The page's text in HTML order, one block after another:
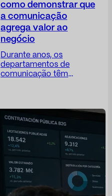
como demonstrar que
a comunicação
agrega valor ao
negócio
Durante anos, os
departamentos de
comunicação têm
estratégico, mas suas
métricas permanecem,
em muitos casos,
excessivamente
operacionais. O Diretor
de Comunicação
(Dircom) desempenha
um papel crucial na
construção da confiança,